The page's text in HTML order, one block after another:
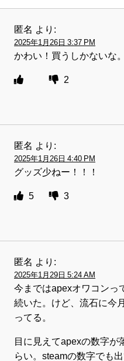
匿名 より:
2025年1月26日 3:37 PM
かわい！買うしかないな
2
匿名 より:
2025年1月26日 4:40 PM
グッズ少ねー！！！
5 3
匿名 より:
2025年1月29日 5:24 AM
今まではapexオワコンっ
続いた。けど、流石に今
ってる。
目に見えてapexの数字が
らい。steamの数字でも出